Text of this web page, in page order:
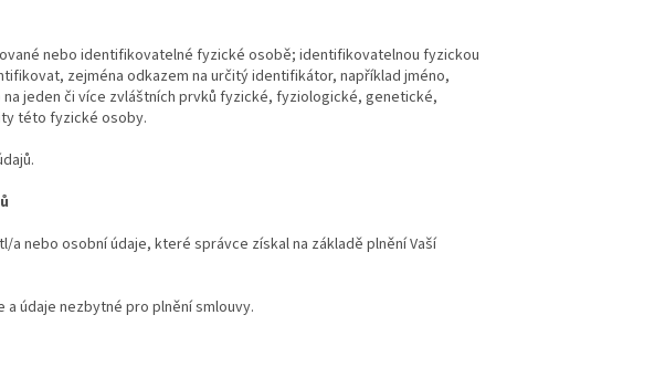
nebo identifikovatelné fyzické osobě; identifikovatelnou fyzickou
zejména odkazem na určitý identifikátor, například jméno,
jeden či více zvláštních prvků fyzické, fyziologické, genetické,
této fyzické osoby.
nebo osobní údaje, které správce získal na základě plnění Vaší
a údaje nezbytné pro plnění smlouvy.